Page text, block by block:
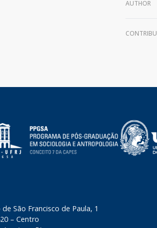
AUTHOR
São Francisco de Paula, 1
– Centro